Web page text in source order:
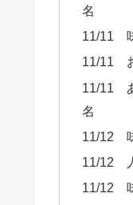
名
11/11
11/11
11/11
名
11/12
11/12
11/12